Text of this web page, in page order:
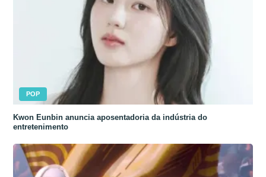
POP
Kwon Eunbin anuncia aposentadoria da indústria do
entretenimento